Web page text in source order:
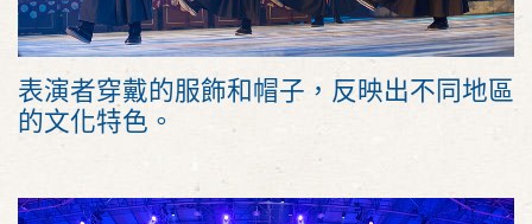
表演者穿戴的服飾和帽子，反映出不同地區
的文化特色。